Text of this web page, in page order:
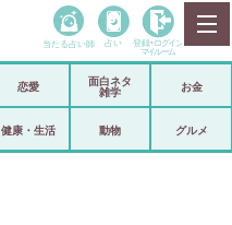
政治
当たる占い師 占い 登録• ログイン
マイルーム
恋愛
面白ネタ
雑学
お金
健康・生活 動物 グルメ